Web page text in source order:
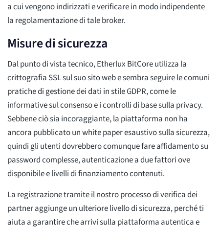
a cui vengono indirizzati e verificare in modo indipendente
la regolamentazione di tale broker.
Misure di sicurezza
Dal punto di vista tecnico, Etherlux BitCore utilizza la
crittografia SSL sul suo sito web e sembra seguire le comuni
pratiche di gestione dei dati in stile GDPR, come le
informative sul consenso e i controlli di base sulla privacy.
Sebbene ciò sia incoraggiante, la piattaforma non ha
ancora pubblicato un white paper esaustivo sulla sicurezza,
quindi gli utenti dovrebbero comunque fare affidamento su
password complesse, autenticazione a due fattori ove
disponibile e livelli di finanziamento contenuti.
La registrazione tramite il nostro processo di verifica dei
partner aggiunge un ulteriore livello di sicurezza, perché ti
aiuta a garantire che arrivi sulla piattaforma autentica e